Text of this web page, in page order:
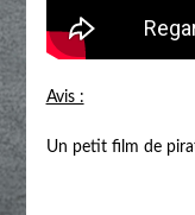
Avis :
Un petit film de